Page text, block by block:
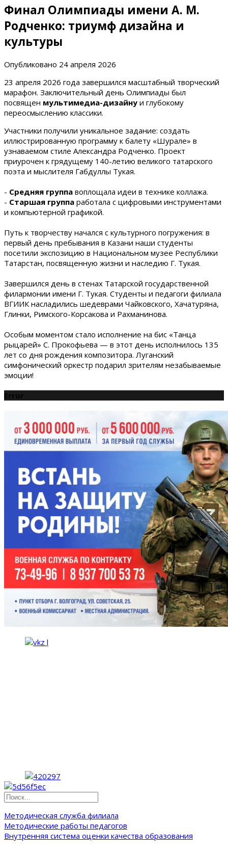
Финал Олимпиады имени А. М.
Родченко: триумф дизайна и
культуры
Опубликовано 24 апреля 2026
23 апреля 2026 года завершился масштабный творческий
марафон. Заключительный день Олимпиады был
посвящен мультимедиа-дизайну и глубокому
переосмыслению классики.
Участники получили уникальное задание: создать
иллюстрированную программу к балету «Шурале» в
узнаваемом стиле Александра Родченко. Проект
приурочен к грядущему 140-летию великого татарского
поэта и мыслителя Габдуллы Тукая.
- Средняя группа воплощала идеи в технике коллажа.
- Старшая группа работала с цифровыми инструментами
и компьютерной графикой.
Путь к творчеству начался с культурного погружения: в
первый день пребывания в Казани наши студенты
посетили экспозицию в Национальном музее Республики
Татарстан, посвященную жизни и наследию Г. Тукая.
Завершился день в стенах Татарской государственной
филармонии имени Г. Тукая. Студенты и педагоги филиала
ВГИИК насладились шедеврами Чайковского, Хачатуряна,
Глинки, Римского-Корсакова и Рахманинова.
Особым моментом стало исполнение на бис «Танца
рыцарей» С. Прокофьева — в этот день исполнилось 135
лет со дня рождения композитора. Луганский
симфонический оркестр подарил зрителям незабываемые
эмоции!
Error
Методическая служба филиала
Методические работы педагогов
Внутренняя система оценки качества образования